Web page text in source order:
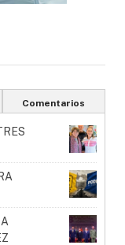
Comentarios